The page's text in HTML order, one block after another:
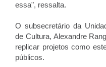
essa", ressalta.
O subsecretário da
de Cultura, Alexandre
replicar projetos como
públicos.